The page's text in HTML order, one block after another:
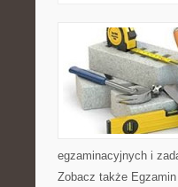
egzaminacyjnych i
Zobacz także